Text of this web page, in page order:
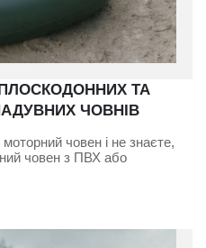
ТА
ЧОВНІВ
човен і не знаєте,
човен з ПВХ або